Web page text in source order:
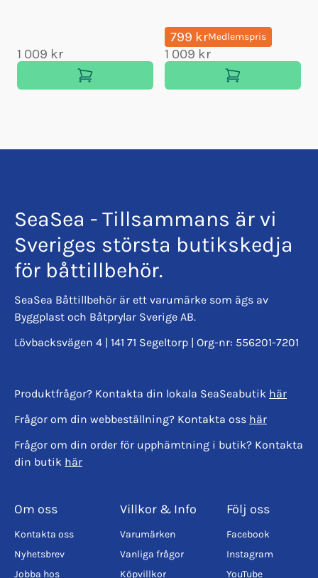
1 009 kr
799 krMedlemspris
1 009 kr
SeaSea - Tillsammans är vi
Sveriges största butikskedja
för båttillbehör.
SeaSea Båttillbehör är ett varumärke som ägs av
Byggplast och Båtprylar Sverige AB.
Lövbacksvägen 4 | 141 71 Segeltorp | Org-nr: 556201-7201
Produktfrågor? Kontakta din lokala SeaSeabutik här
Frågor om din webbeställning? Kontakta oss här
Frågor om din order för upphämtning i butik? Kontakta
din butik här
Om oss
Kontakta oss
Nyhetsbrev
Jobba hos
Villkor & Info
Varumärken
Vanliga frågor
Köpvillkor
Följ oss
Facebook
Instagram
YouTube